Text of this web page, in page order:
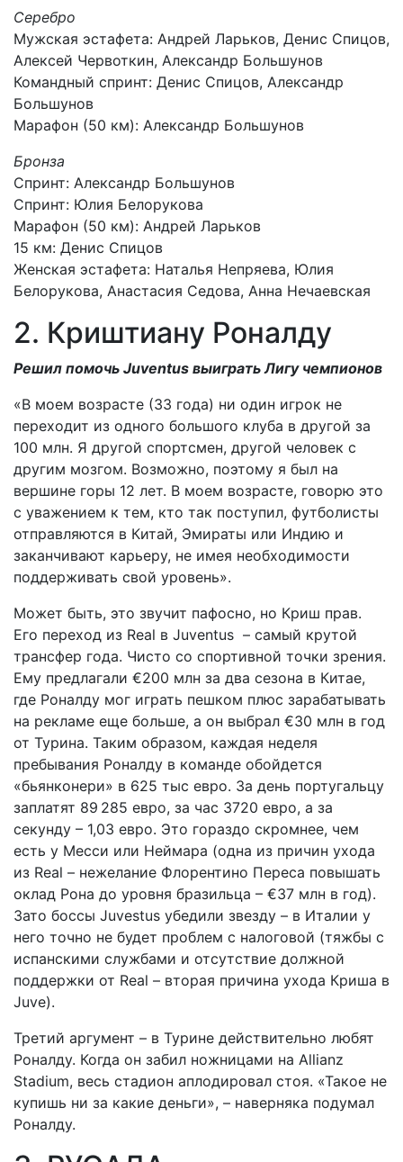
Серебро
Мужская эстафета: Андрей Ларьков, Денис Спицов,
Алексей Червоткин, Александр Большунов
Командный спринт: Денис Спицов, Александр
Большунов
Марафон (50 км): Александр Большунов
Бронза
Спринт: Александр Большунов
Спринт: Юлия Белорукова
Марафон (50 км): Андрей Ларьков
15 км: Денис Спицов
Женская эстафета: Наталья Непряева, Юлия
Белорукова, Анастасия Седова, Анна Нечаевская
2. Криштиану Роналду
Решил помочь Juventus выиграть Лигу чемпионов
«В моем возрасте (33 года) ни один игрок не
переходит из одного большого клуба в другой за
100 млн. Я другой спортсмен, другой человек с
другим мозгом. Возможно, поэтому я был на
вершине горы 12 лет. В моем возрасте, говорю это
с уважением к тем, кто так поступил, футболисты
отправляются в Китай, Эмираты или Индию и
заканчивают карьеру, не имея необходимости
поддерживать свой уровень».
Может быть, это звучит пафосно, но Криш прав.
Его переход из Real в Juventus – самый крутой
трансфер года. Чисто со спортивной точки зрения.
Ему предлагали €200 млн за два сезона в Китае,
где Роналду мог играть пешком плюс зарабатывать
на рекламе еще больше, а он выбрал €30 млн в год
от Турина. Таким образом, каждая неделя
пребывания Роналду в команде обойдется
«бьянконери» в 625 тыс евро. За день португальцу
заплатят 89 285 евро, за час 3720 евро, а за
секунду – 1,03 евро. Это гораздо скромнее, чем
есть у Месси или Неймара (одна из причин ухода
из Real – нежелание Флорентино Переса повышать
оклад Рона до уровня бразильца – €37 млн в год).
Зато боссы Juvestus убедили звезду – в Италии у
него точно не будет проблем с налоговой (тяжбы с
испанскими службами и отсутствие должной
поддержки от Real – вторая причина ухода Криша в
Juve).
Третий аргумент – в Турине действительно любят
Роналду. Когда он забил ножницами на Allianz
Stadium, весь стадион аплодировал стоя. «Такое не
купишь ни за какие деньги», – наверняка подумал
Роналду.